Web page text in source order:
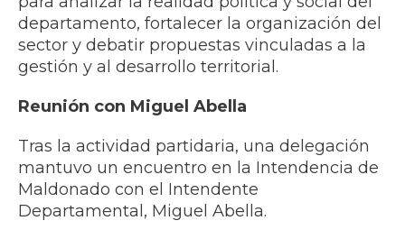
departamento, fortalecer la organización del
sector y debatir propuestas vinculadas a la
gestión y al desarrollo territorial.
Reunión con Miguel Abella
Tras la actividad partidaria, una delegación
mantuvo un encuentro en la Intendencia de
Maldonado con el Intendente
Departamental, Miguel Abella.